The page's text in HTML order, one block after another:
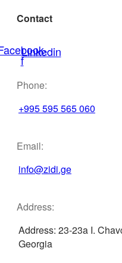
Contact
f
Linkedin
Phone:
+995 595 565 060
Email:
info@zidi.ge
Address:
Address: 23-23a I.
Georgia